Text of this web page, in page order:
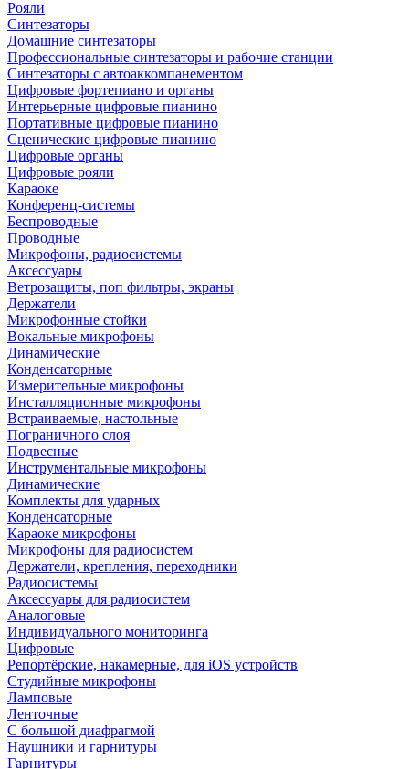
Рояли
Синтезаторы
Домашние синтезаторы
Профессиональные синтезаторы и рабочие станции
Синтезаторы с автоаккомпанементом
Цифровые фортепиано и органы
Интерьерные цифровые пианино
Портативные цифровые пианино
Сценические цифровые пианино
Цифровые органы
Цифровые рояли
Караоке
Конференц-системы
Беспроводные
Проводные
Микрофоны, радиосистемы
Аксессуары
Ветрозащиты, поп фильтры, экраны
Держатели
Микрофонные стойки
Вокальные микрофоны
Динамические
Конденсаторные
Измерительные микрофоны
Инсталляционные микрофоны
Встраиваемые, настольные
Пограничного слоя
Подвесные
Инструментальные микрофоны
Динамические
Комплекты для ударных
Конденсаторные
Караоке микрофоны
Микрофоны для радиосистем
Держатели, крепления, переходники
Радиосистемы
Аксессуары для радиосистем
Аналоговые
Индивидуального мониторинга
Цифровые
Репортёрские, накамерные, для iOS устройств
Студийные микрофоны
Ламповые
Ленточные
С большой диафрагмой
Наушники и гарнитуры
Гарнитуры